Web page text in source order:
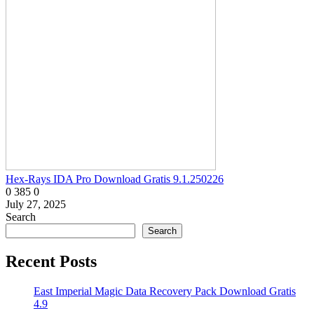
Hex-Rays IDA Pro Download Gratis 9.1.250226
0 385 0
July 27, 2025
Search
Search
Recent Posts
East Imperial Magic Data Recovery Pack Download Gratis
4.9